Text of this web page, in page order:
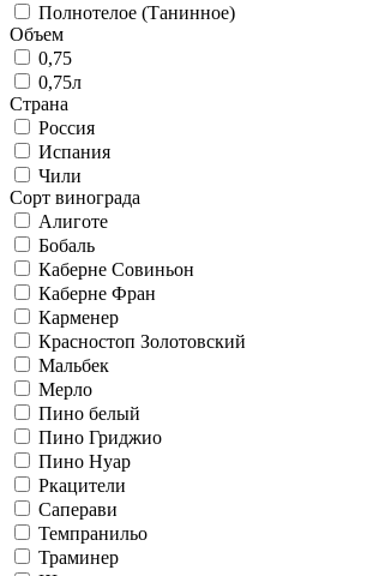
Полнотелое (Танинное)
Объем
0,75
0,75л
Страна
Россия
Испания
Чили
Сорт винограда
Алиготе
Бобаль
Каберне Совиньон
Каберне Фран
Карменер
Красностоп Золотовский
Мальбек
Мерло
Пино белый
Пино Гриджио
Пино Нуар
Ркацители
Саперави
Темпранильо
Траминер